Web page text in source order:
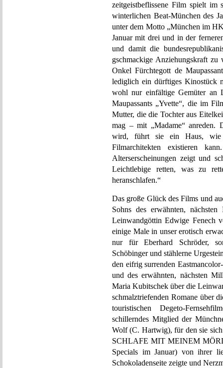
zeitgeistbeflissene Film spielt im
winterlichen Beat-München des
unter dem Motto „München im
Januar mit drei und in der
und damit die
gschmackige Anziehungskraft
Onkel Fürchtegott de
lediglich ein dürftiges Kinostück
wohl nur einfältige Gemüter an
Maupassants „Yvette“, die im
Mutter, die die Tochter aus
mag – mit „Madame“ anreden.
wird, führt sie ein Haus, wie
Filmarchitekten existieren
Alterserscheinungen zeigt und
Leichtlebige retten, was zu
heranschlafen.“
Das große Glück des Films und
Sohns des erwähnten,
Leinwandgöttin Edwige Fenech
einige Male in unser erotisch
nur für Eberhard Schröder,
Schöbinger und stählerne
den eifrig surrenden
und des erwähnten, nächsten
Maria Kubitschek über die
schmalztriefenden Romane über
touristischen Degeto-
schillerndes Mitglied der
Wolf (C. Hartwig), für den sie
SCHLAFE MIT MEINEM
Specials im Januar) von ihrer
Schokoladenseite zeigte und